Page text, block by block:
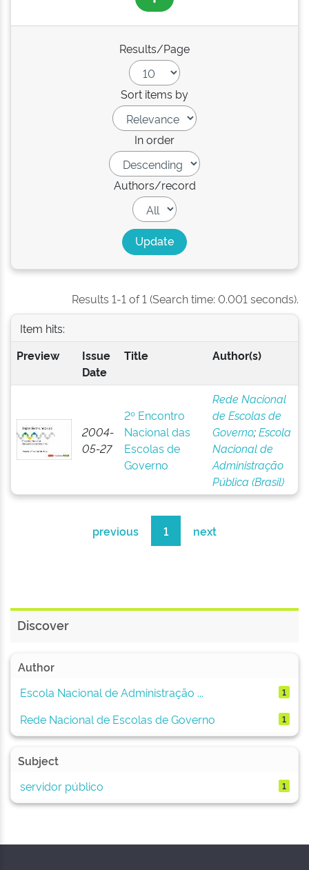
Results/Page
Sort items by
In order
Authors/record
Results 1-1 of 1 (Search time: 0.001 seconds).
Item hits:
Preview
Issue
Date
Title Author(s)
2004-
05-27
2º Encontro
Nacional das
Escolas de
Governo
Rede Nacional
de Escolas de
Governo;Escola
Nacional de
Administração
Pública (Brasil)
previous 1 next
Discover
Author
Escola Nacional de Administração ...
1
Rede Nacional de Escolas de Governo 1
Subject
servidor público
1